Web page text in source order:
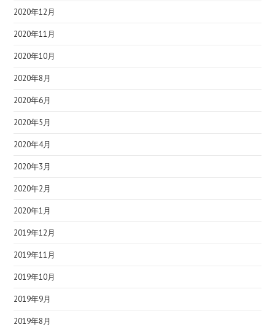
2020年12月
2020年11月
2020年10月
2020年8月
2020年6月
2020年5月
2020年4月
2020年3月
2020年2月
2020年1月
2019年12月
2019年11月
2019年10月
2019年9月
2019年8月